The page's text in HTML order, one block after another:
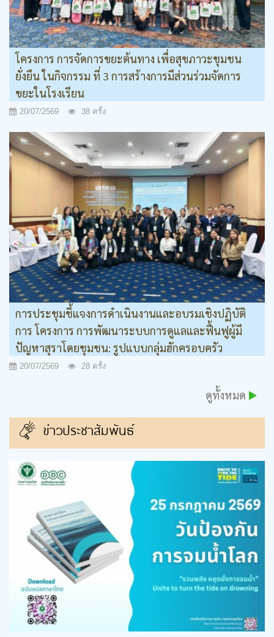
โครงการ การจัดการขยะต้นทาง เพื่อสุขภาวะชุมชน
ยั่งยืน ในกิจกรรม ที่ 3 การสร้างการมีส่วนร่วมจัดการ
ขยะในโรงเรียน
20/07/2569 38 ครั้ง
การประชุมชี้แจงการดำเนินงานและอบรมเชิงปฏิบัติ
การ โครงการ การพัฒนาระบบการดูแลและฟื้นฟูผู้มี
ปัญหาสุราโดยชุมชน: รูปแบบกลุ่มฮักครอบครัว
20/07/2569 28 ครั้ง
ดูทั้งหมด
ข่าวประชาสัมพันธ์